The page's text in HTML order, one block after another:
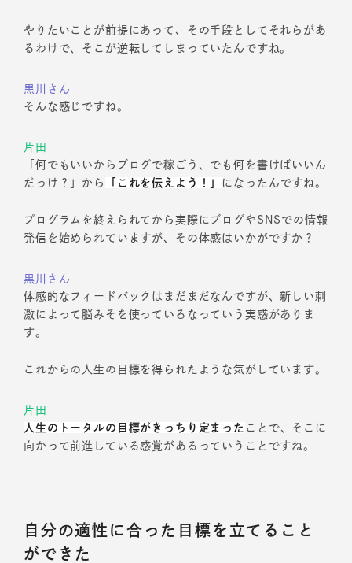
やりたいことが前提にあって、その手段としてそれらがあ
るわけで、そこが逆転してしまっていたんですね。
黒川さん
そんな感じですね。
片田
「何でもいいからブログで稼ごう、でも何を書けばいいん
だっけ？」から
「これを伝えよう！」 になったんですね。
プログラムを終えられてから実際にブログやSNSでの情報
発信を始められていますが、その体感はいかがですか？
黒川さん
体感的なフィードバックはまだまだなんですが、新しい刺
激によって脳みそを使っているなっていう実感がありま
す。
これからの人生の目標を得られたような気がしています。
片田
人生のトータルの目標がきっちり定まった ことで、そこに
向かって前進している感覚があるっていうことですね。
自分の適性に合った目標を立てること
ができた